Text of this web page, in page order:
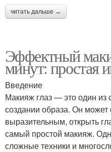
читать дальше →
Эффектный
минут: простая
Введение
Макияж глаз — это один
создании образа. Он может
выразительным, открыть
самый простой макияж.
сложные техники и